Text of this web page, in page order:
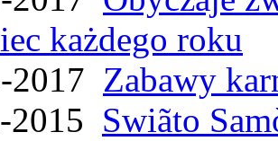
każdego roku
2017 Zabawy
2015 Swiãto